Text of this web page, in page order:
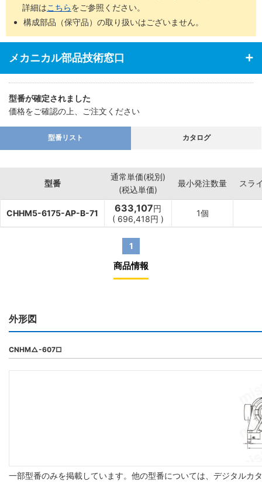
詳細はこちらをご参照ください。
構成部品（保守品）の取り扱いはございません。
メカニカル部品技術窓口
型番が確定されました
価格をご確認の上、ご注文ください
型番リスト カタログ
型番
通常単価(税別)
(税込単価)
最小発注数量 スラ
CHHM5-6175-AP-B-71 633,107円
( 696,418円 )
1個
1
商品情報
外形図
CNHM△-607□
一部型番のみを掲載しています。他の型番については、デジタルカ